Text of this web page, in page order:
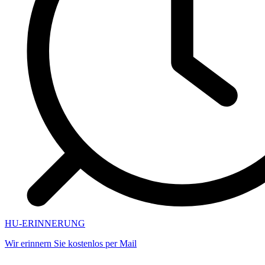
HU-ERINNERUNG
Wir erinnern Sie kostenlos per Mail